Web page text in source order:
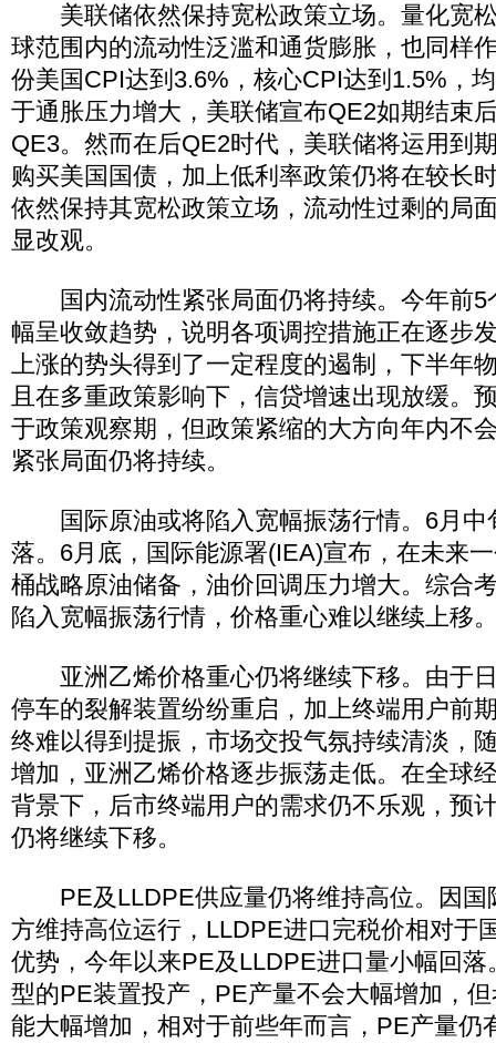
美联储依然保持宽松政策立场。量化宽
球范围内的流动性泛滥和通货膨胀，也同样
份美国CPI达到3.6%，核心CPI达到1.5%，
于通胀压力增大，美联储宣布QE2如期结束
QE3。然而在后QE2时代，美联储将运用到
购买美国国债，加上低利率政策仍将在较长
依然保持其宽松政策立场，流动性过剩的局
显改观。
国内流动性紧张局面仍将持续。今年前5
幅呈收敛趋势，说明各项调控措施正在逐步
上涨的势头得到了一定程度的遏制，下半年
且在多重政策影响下，信贷增速出现放缓。
于政策观察期，但政策紧缩的大方向年内不
紧张局面仍将持续。
国际原油或将陷入宽幅振荡行情。6月中
落。6月底，国际能源署(IEA)宣布，在未来
桶战略原油储备，油价回调压力增大。综合
陷入宽幅振荡行情，价格重心难以继续上移
亚洲乙烯价格重心仍将继续下移。由于
停车的裂解装置纷纷重启，加上终端用户前
终难以得到提振，市场交投气氛持续清淡，
增加，亚洲乙烯价格逐步振荡走低。在全球
背景下，后市终端用户的需求仍不乐观，预
仍将继续下移。
PE及LLDPE供应量仍将维持高位。因国
方维持高位运行，LLDPE进口完税价相对于
优势，今年以来PE及LLDPE进口量小幅回
型的PE装置投产，PE产量不会大幅增加，
能大幅增加，相对于前些年而言，PE产量仍